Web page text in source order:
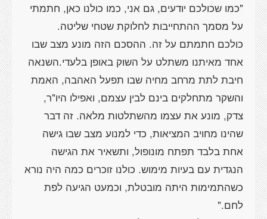
"כמו שכולכם יודעים, גם אני, כמו כולנו כאן, חתמתי
על מסמך ההתחייבות לחלוקת שטחי שליטה.
כולכם חתמתם על זה. ההסכם הזה מונע מצב שבו
אחד מאיתנו משתלט על השוק באופן בלעדי.השנאה
חיבת לתת מרחב מחיה שבו תפעל האהבה, האמת
והשקר מתחלקים בינם לבין עצמם, ואפילו היו"ר,
צדק, מונע את עצמו מהשתלטות מלאה. זה דבר
שהינו מחויב המציאות, כדי למנוע מצב שבו גישה
אחת בלבד תפתח מונופול, ותשאיר את הגישה
הנגדית עם בעיות מימוש. כולנו זוכרים כמה היה נורא
כשהתמימות היתה מובטלת, וכמעט הגיעה לפת
לחם."